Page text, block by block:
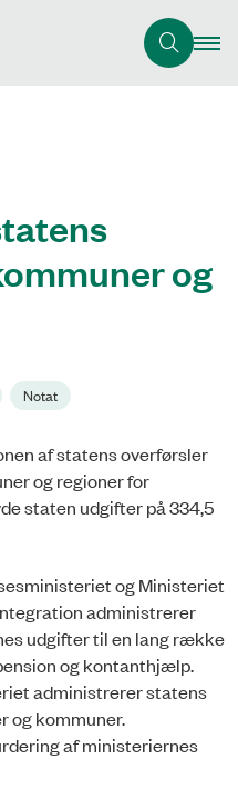
og
Notat
af statens overførsler
og regioner for
staten udgifter på 334,5
og Ministeriet
administrerer
udgifter til en lang række
og kontanthjælp.
administrerer statens
og kommuner.
af ministeriernes